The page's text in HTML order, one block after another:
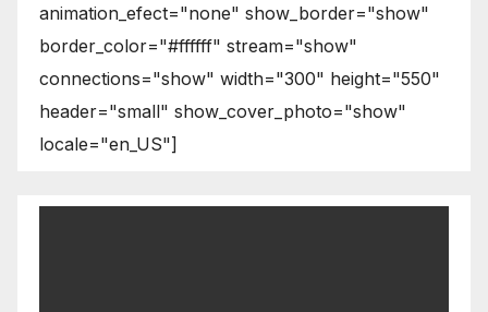
animation_efect="none" show_border="show"
border_color="#ffffff" stream="show"
connections="show" width="300" height="550"
header="small" show_cover_photo="show"
locale="en_US"]